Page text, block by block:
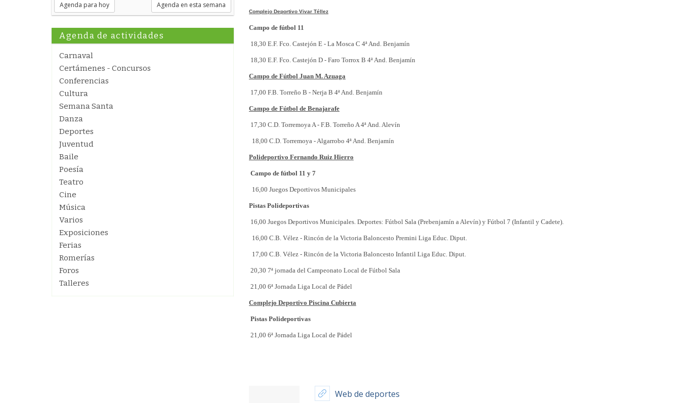
Agenda para hoy Agenda en esta semana
Agenda de actividades
Carnaval
Certámenes - Concursos
Conferencias
Cultura
Semana Santa
Danza
Deportes
Juventud
Baile
Poesía
Teatro
Cine
Música
Varios
Exposiciones
Ferias
Romerías
Foros
Talleres
Complejo Deportivo Vivar Téllez
Campo de fútbol 11
18,30 E.F. Fco. Castejón E - La Mosca C 4ª And. Benjamín
18,30 E.F. Fco. Castejón D - Faro Torrox B 4ª And. Benjamín
Campo de Fútbol Juan M. Azuaga
17,00 F.B. Torreño B - Nerja B 4ª And. Benjamín
Campo de Fútbol de Benajarafe
17,30 C.D. Torremoya A - F.B. Torreño A 4ª And. Alevín
18,00 C.D. Torremoya - Algarrobo 4ª And. Benjamín
Polideportivo Fernando Ruiz Hierro
Campo de fútbol 11 y 7
16,00 Juegos Deportivos Municipales
Pistas Polideportivas
16,00 Juegos Deportivos Municipales. Deportes: Fútbol Sala (Prebenjamín a Alevín) y Fútbol 7 (Infantil y Cadete).
16,00 C.B. Vélez - Rincón de la Victoria Baloncesto Premini Liga Educ. Diput.
17,00 C.B. Vélez - Rincón de la Victoria Baloncesto Infantil Liga Educ. Diput.
20,30 7ª jornada del Campeonato Local de Fútbol Sala
21,00 6ª Jornada Liga Local de Pádel
Complejo Deportivo Piscina Cubierta
Pistas Polideportivas
21,00 6ª Jornada Liga Local de Pádel
Web de deportes